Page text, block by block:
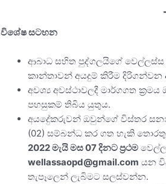
විශේෂ සටහන
ආබාධ සහිත පුද්ගලයිගේ වෙල්ලස්ස
කාන්තාවන් අයදුම් කිරීම දිරිගන්වන
අවශ්‍ය අවස්ථාවලදී මාර්ගගත
පහසුකම් තිබිය යුතුය.
අයදුේකරුවන් ඔවුන්ගේ විස්තර
(02) සම්බන්ධ කර ගත හැකි
2022 මැයි මස 07 දිනට ප‍්‍රථම
wellassaopd@gmail.com යන
තැපෑලෙන් ලැබිමට සලස්වන්න.